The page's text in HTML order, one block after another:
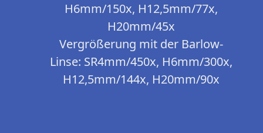
H6mm/150x, H12,5mm/77x,
H20mm/45x
Vergrößerung mit der Barlow-
Linse: SR4mm/450x, H6mm/300x,
H12,5mm/144x, H20mm/90x